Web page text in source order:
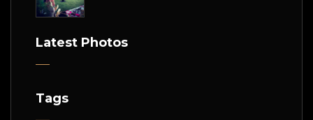
Latest Photos
Tags